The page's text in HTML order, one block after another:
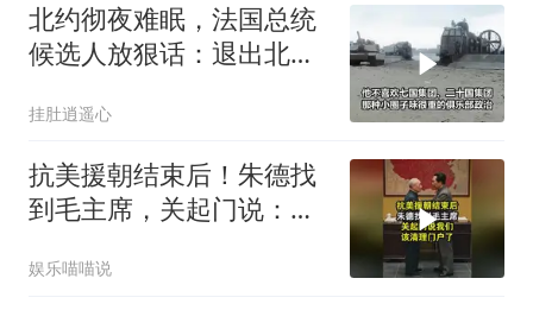
北约彻夜难眠，法国总统
候选人放狠话：退出北
挂肚逍遥心
抗美援朝结束后！朱德找
到毛主席，关起门说：我
娱乐喵喵说